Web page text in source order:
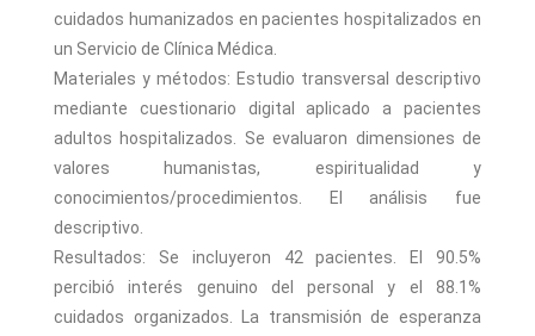
cuidados humanizados en pacientes hospitalizados en
un Servicio de Clínica Médica.
Materiales y métodos: Estudio transversal descriptivo
mediante cuestionario digital aplicado a pacientes
adultos hospitalizados. Se evaluaron dimensiones de
valores humanistas, espiritualidad y
conocimientos/procedimientos. El análisis fue
descriptivo.
Resultados: Se incluyeron 42 pacientes. El 90.5%
percibió interés genuino del personal y el 88.1%
cuidados organizados. La transmisión de esperanza